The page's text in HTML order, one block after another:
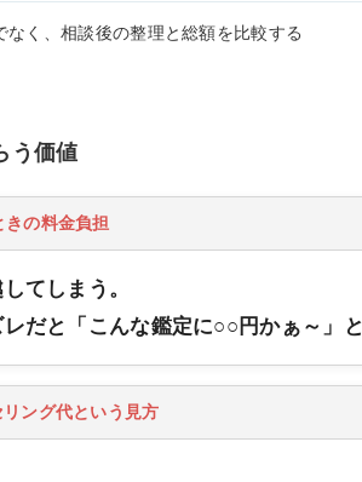
なく、相談後の整理と総額を比較する
う価値
きの料金負担
てしまう。
だと「こんな鑑定に○○円かぁ～」
リング代という見方